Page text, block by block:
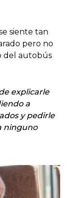
siente tan
pero no
del autobús
explicarle
a
y pedirle
ninguno